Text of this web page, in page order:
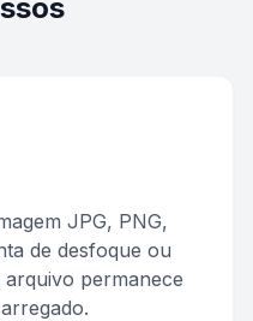
JPG, PNG,
de desfoque ou
permanece